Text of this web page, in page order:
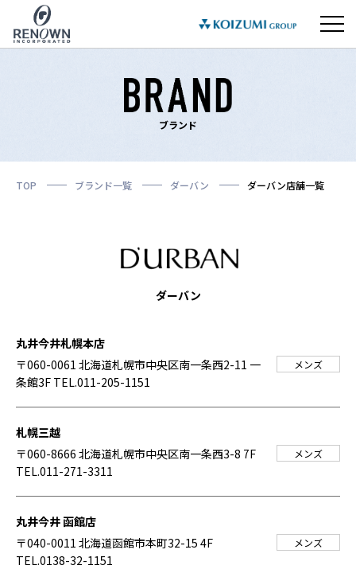
ブランド
TOP ブランド一覧 ダーバン ダーバン店舗一覧
ダーバン
丸井今井札幌本店
〒060-0061 北海道札幌市中央区南一条西2-11 一
条館3F TEL.011-205-1151
メンズ
札幌三越
〒060-8666 北海道札幌市中央区南一条西3-8 7F
TEL.011-271-3311
メンズ
丸井今井 函館店
〒040-0011 北海道函館市本町32-15 4F
TEL.0138-32-1151
メンズ